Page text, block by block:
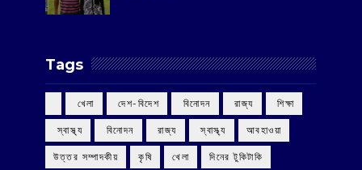
Tags
‌ খেলা ‌ দেশ-বিদেশ ‌ বিনোদন ‌ রাজ্য ‌ শিক্ষা
‌ স্বাস্থ্য ‌ বিনোদন ‌ রাজ্য ‌ স্বাস্থ্য আবহাওয়া
উত্তর সম্পাদকীয় কৃষি খেলা দিনের টুকিটাকি